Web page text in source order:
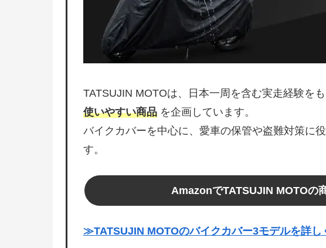
TATSUJIN MOTOは、日本一周を含む実走経験をも
使いやすい商品 を企画しています。
バイクカバーを中心に、愛車の保管や盗難対策に
す。
AmazonでTATSUJIN MOTOの
≫TATSUJIN MOTOのバイクカバー3モデルを詳し